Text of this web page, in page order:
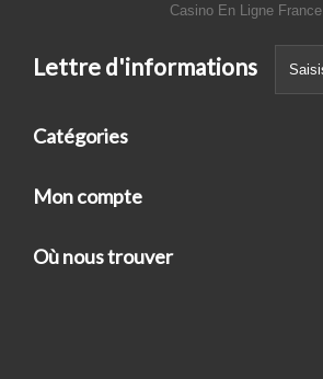
Casino En Ligne France
Lettre d'informations
Catégories
Mon compte
Où nous trouver